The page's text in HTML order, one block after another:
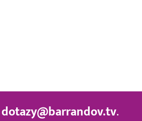
dotazy@barrandov.tv.